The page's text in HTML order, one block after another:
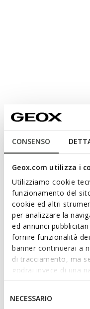
CONSENSO
Geox.com utilizza i
Utilizziamo cookie
funzionamento del
cookie ed altri
per analizzare la
ed annunci
fornire funzionalità
banner continuerai a
di tracciamento, ma
godrai invece di una
base dei tuoi gusti ed
IMPOSTAZIONI
altri strumenti di
NECESSARIO
Model Size